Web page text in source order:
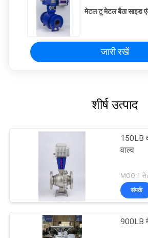
मेटल टू मेटल बैठा साइड
जारी रखें
शीर्ष उत्पाद
150LB
वाल्व
MOQ:1
संपर्क
900LB